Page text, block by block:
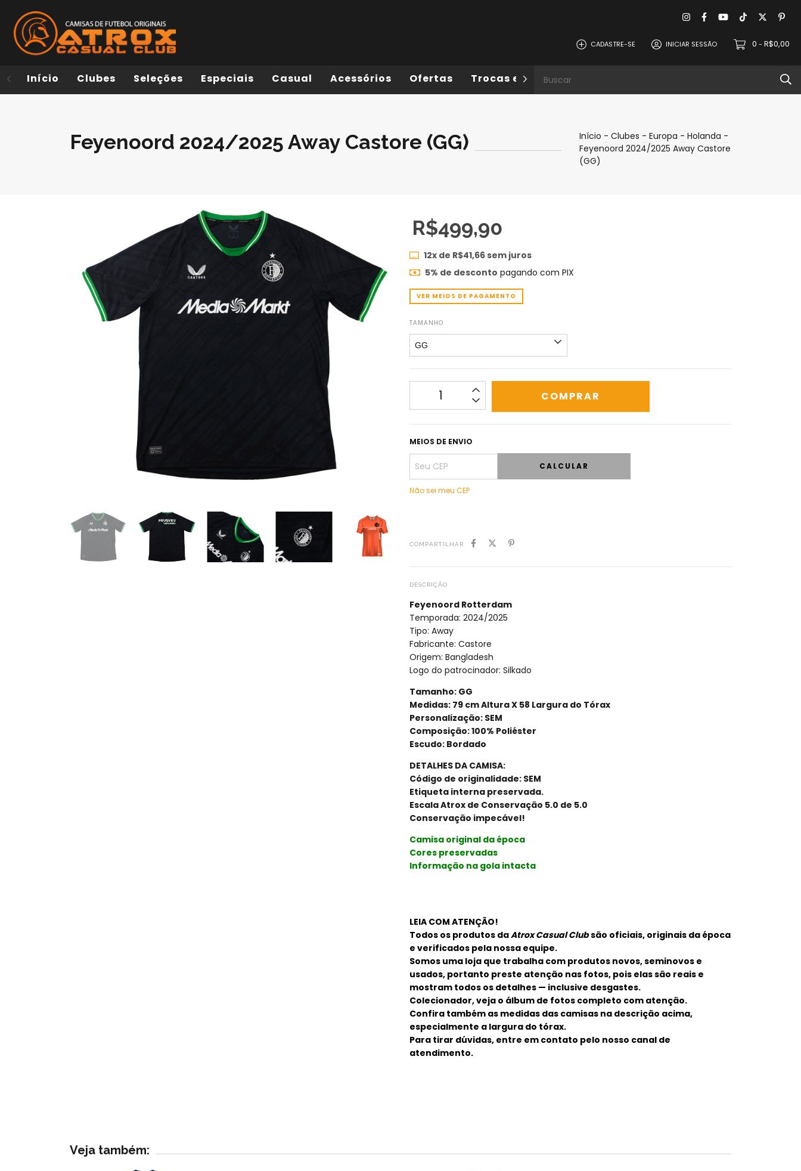
CADASTRE-SE INICIAR SESSÃO 0 - R$0,00
Início Clubes Seleções Especiais Casual Acessórios Ofertas Trocas e Devoluções
Feyenoord 2024/2025 Away Castore (GG) Início - Clubes - Europa - Holanda -
Feyenoord 2024/2025 Away Castore
(GG)
R$499,90
12x de R$41,66sem juros
5% de desconto pagando com PIX
VER MEIOS DE PAGAMENTO
TAMANHO
MEIOS DE ENVIO
CALCULAR
Não sei meu CEP
COMPARTILHAR
DESCRIÇÃO
Feyenoord Rotterdam
Temporada: 2024/2025
Tipo: Away
Fabricante: Castore
Origem: Bangladesh
Logo do patrocinador: Silkado
Tamanho: GG
Medidas: 79 cm Altura X 58 Largura do Tórax
Personalização: SEM
Composição: 100% Poliéster
Escudo: Bordado
DETALHES DA CAMISA:
Código de originalidade: SEM
Etiqueta interna preservada.
Escala Atrox de Conservação 5.0 de 5.0
Conservação impecável!
Camisa original da época
Cores preservadas
Informação na gola intacta
LEIA COM ATENÇÃO!
Todos os produtos daAtrox Casual Clubsão oficiais, originais da época
e verificados pela nossa equipe.
Somos uma loja que trabalha com produtos novos, seminovos e
usados, portanto preste atenção nas fotos, pois elas são reais e
mostram todos os detalhes — inclusive desgastes.
Colecionador, veja o álbum de fotos completo com atenção.
Confira também as medidas das camisas na descrição acima,
especialmente a largura do tórax.
Para tirar dúvidas, entre em contato pelo nosso canal de
atendimento.
Veja também: